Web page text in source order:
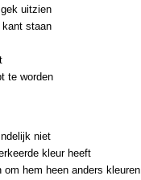
uitzien
staan
te worden
niet
kleur heeft
om hem heen anders kleuren